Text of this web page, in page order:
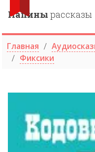
Папины рассказы
Главная
Фиксики